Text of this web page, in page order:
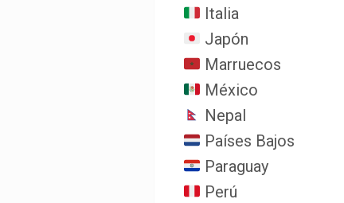
Italia
Japón
Marruecos
México
Nepal
Países Bajos
Paraguay
Perú